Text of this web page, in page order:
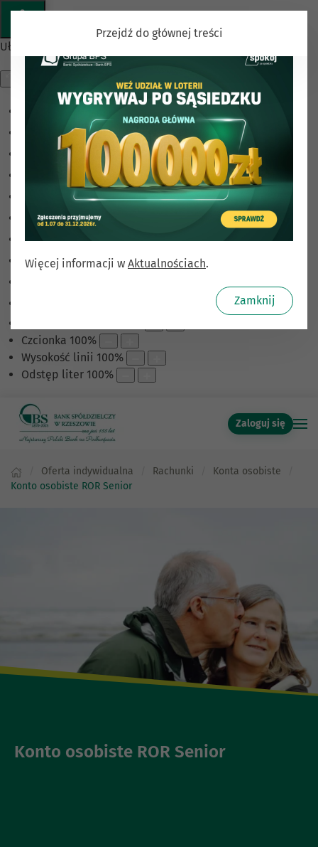
Ułatwienia dostępu
Monochromatyczny
Ciemny kontrast
Jasny kontrast
Niskie nasycenie
Wysokie nasycenie
Zaznacz linki
Zaznacz nagłówki
Czcionka 100%
Wysokość linii 100%
Odstęp liter 100%
Przejdź do głównej treści
Zaloguj się
Oferta indywidualna Rachunki
Konta osobiste
Konto osobiste ROR Senior
Konto osobiste ROR Senior
Więcej informacji w Aktualnościach.
Zamknij